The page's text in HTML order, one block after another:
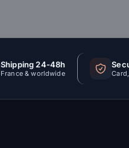
Shipping 24-48h
France & worldwide